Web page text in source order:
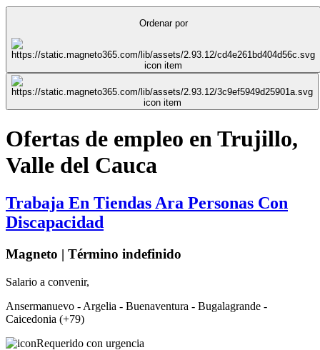
Ordenar por
Ofertas de empleo en Trujillo,
Valle del Cauca
Trabaja En Tiendas Ara Personas Con
Discapacidad
Magneto | Término indefinido
Salario a convenir,
Ansermanuevo - Argelia - Buenaventura - Bugalagrande -
Caicedonia (+79)
Requerido con urgencia